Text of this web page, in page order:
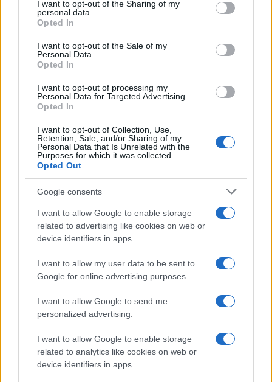
not limited to your visit or usage behaviour. You may click to
grant or deny consent to Google and its third-party tags to
use your data for below specified purposes in below Google
consent section.
I want to opt-out of the Sharing of my
personal data.
Opted In
I want to opt-out of the Sale of my
Personal Data.
Opted In
I want to opt-out of processing my
Personal Data for Targeted Advertising.
Opted In
I want to opt-out of Collection, Use,
Retention, Sale, and/or Sharing of my
Personal Data that Is Unrelated with the
Purposes for which it was collected.
Opted Out
Google consents
I want to allow Google to enable storage
related to advertising like cookies on web or
device identifiers in apps.
I want to allow my user data to be sent to
Google for online advertising purposes.
I want to allow Google to send me
personalized advertising.
I want to allow Google to enable storage
related to analytics like cookies on web or
device identifiers in apps.
interessante per chi cerca un’esperienza di gioco
unica e immersiva.
Per ulteriori domande o per discutere le migliori
opzioni di tastiere da gaming, non esitare a unirti
alla nostra community su Telegram e Facebook.
Rimani aggiornato su tutte le ultime novità del